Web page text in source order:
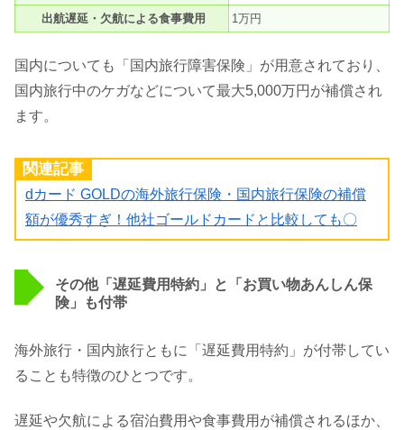
出航遅延・欠航による食事費用 1万円
国内についても「国内旅行障害保険」が用意されており、
国内旅行中のケガなどについて最大5,000万円が補償され
ます。
関連記事
dカード GOLDの海外旅行保険・国内旅行保険の補償
額が優秀すぎ！他社ゴールドカードと比較しても〇
その他「遅延費用特約」と「お買い物あんしん保
険」も付帯
海外旅行・国内旅行ともに「遅延費用特約」が付帯してい
ることも特徴のひとつです。
遅延や欠航による宿泊費用や食事費用が補償されるほか、